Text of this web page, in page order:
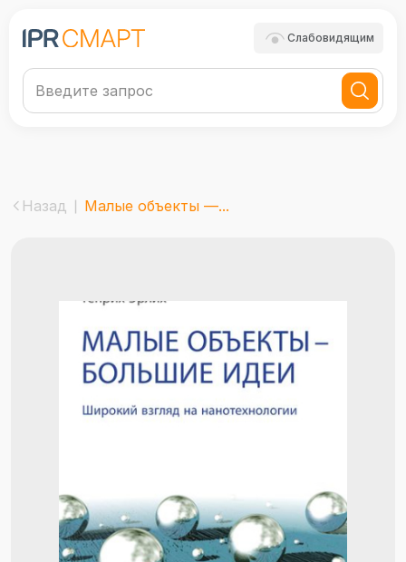
Слабовидящим
Назад Малые объекты —...